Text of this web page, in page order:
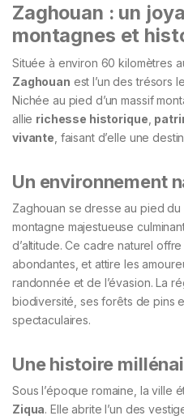
Zaghouan : un
montagnes et
Située à environ 60 kilomètres
Zaghouan est l’un des trésors
Nichée au pied d’un massif
allie richesse historique
vivante , faisant d’elle une
Un environnement
Zaghouan se dresse au pied du
montagne majestueuse
d’altitude. Ce cadre naturel
abondantes, et attire les
randonnée et de l’évasion. La
biodiversité, ses forêts de pins
spectaculaires.
Une histoire
Sous l’époque romaine, la ville
Ziqua. Elle abrite l’un des